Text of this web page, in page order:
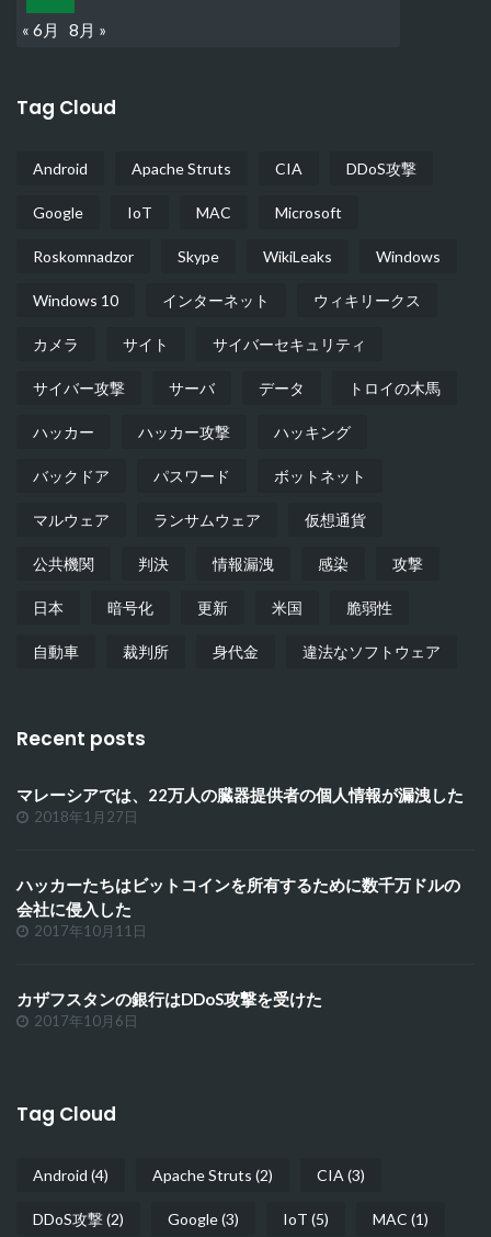
« 6月 8月 »
Tag Cloud
Android Apache Struts CIA DDoS攻撃
Google IoT MAC Microsoft
Roskomnadzor Skype WikiLeaks Windows
Windows 10 インターネット ウィキリークス
カメラ サイト サイバーセキュリティ
サイバー攻撃 サーバ データ トロイの木馬
ハッカー ハッカー攻撃 ハッキング
バックドア パスワード ボットネット
マルウェア ランサムウェア 仮想通貨
公共機関 判決 情報漏洩 感染 攻撃
日本 暗号化 更新 米国 脆弱性
自動車 裁判所 身代金 違法なソフトウェア
Recent posts
マレーシアでは、22万人の臓器提供者の個人情報が漏洩した
2018年1月27日
ハッカーたちはビットコインを所有するために数千万ドルの
会社に侵入した
2017年10月11日
カザフスタンの銀行はDDoS攻撃を受けた
2017年10月6日
Tag Cloud
Android (4) Apache Struts (2) CIA (3)
DDoS攻撃(2) Google(3) IoT (5) MAC (1)